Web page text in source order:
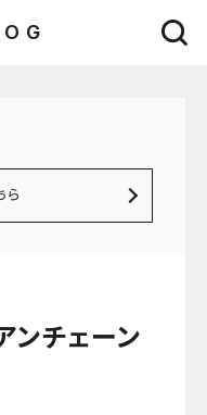
ら
ンチェーン